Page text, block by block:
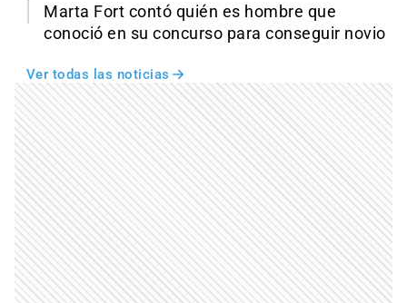
Marta Fort contó quién es hombre que
conoció en su concurso para conseguir novio
Ver todas las noticias